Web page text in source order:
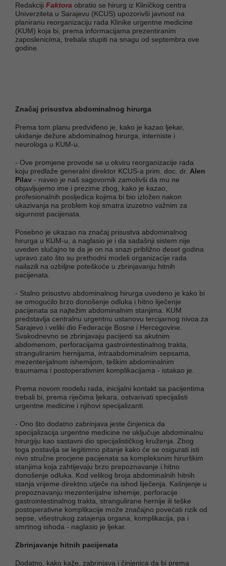
Redakciji Faktora obratio se hirurg iz Kliničkog centra
Univerziteta u Sarajevu (KCUS) upozorivši javnost na
planiranu reorganizaciju rada Klinike urgentne medicine
(KUM) koja bi, prema informacijama prezentiranim
zaposlenicima, trebala stupiti na snagu od septembra ove
godine.
Značaj prisustva abdominalnog hirurga
Prema tom planu predviđeno je, kako je kazao ljekar,
ukidanje dežure abdominalnog hirurga, interniste i
neurologa u KUM-u.
- Ove promjene provode se u okviru reorganizacije rada
koju predlaže generalni direktor KCUS-a prim. doc. dr. Alen
Pilav - naveo je naš sagovornik zamolivši da mu ne
objavljujemo ime i prezime zbog, kako je kazao,
profesionalnih posljedica kojima bi bio izložen nakon
ukazivanja na problem koji smatra izuzetno važnim za
sigurnost pacijenata.
Posebno je ukazao na značaj prisustva abdominalnog
hirurga u KUM-u, a naglasio je i da sadašnji sistem nije
uveden slučajno te da je on na snazi približno deset godina
upravo zato što su prethodni modeli organizacije rada
nailazili na ozbiljne poteškoće u zbrinjavanju hitnih
pacijenata.
- Stalno prisustvo abdominalnog hirurga uvedeno je kako bi
se omogućilo brzo donošenje odluka i hitno liječenje
pacijenata sa najtežim abdominalnim stanjima. KUM
predstavlja centralnu urgentnu ustanovu tercijarnog nivoa za
Sarajevo i veliki dio Federacije Bosne i Hercegovine.
Svakodnevno se zbrinjavaju pacijenti sa akutnim
abdomenom, perforacijama gastrointestinalnog trakta,
stranguliranim hernijama, intraabdominalnim sepsama,
mezenterijalnom ishemijom, teškim abdominalnim
traumama i postoperativnim komplikacijama - istakao je.
Prema novom modelu rada, inicijalni kontakt sa pacijentima
trebali bi, prema riječima ljekara, ostvarivati specijalisti
urgentne medicine i njihovi specijalizanti.
- Ono što dodatno zabrinjava jeste činjenica da
specijalizacija urgentne medicine ne uključuje abdominalnu
hirurgiju kao sastavni dio specijalističkog kruženja. Zbog
toga postavlja se legitimno pitanje kako će se osigurati isti
nivo stručne procjene pacijenata sa kompleksnim hirurškim
stanjima koja zahtijevaju brzo prepoznavanje i hitno
donošenje odluka. Kod velikog broja abdominalnih hitnih
stanja vrijeme direktno utječe na ishod liječenja. Kašnjenje u
prepoznavanju mezenterijalne ishemije, perforacije
gastrointestinalnog trakta, strangulirane hernije ili teške
postoperativne komplikacije može značajno povećati rizik od
sepse, višestrukog zatajenja organa, komplikacija, pa i
smrtnog ishoda - naglasio je ljekar.
Zbrinjavanje hitnih pacijenata
Dodatno, kako kaže, zabrinjava i činjenica da bi prema